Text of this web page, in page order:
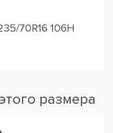
70R16 106H
размера